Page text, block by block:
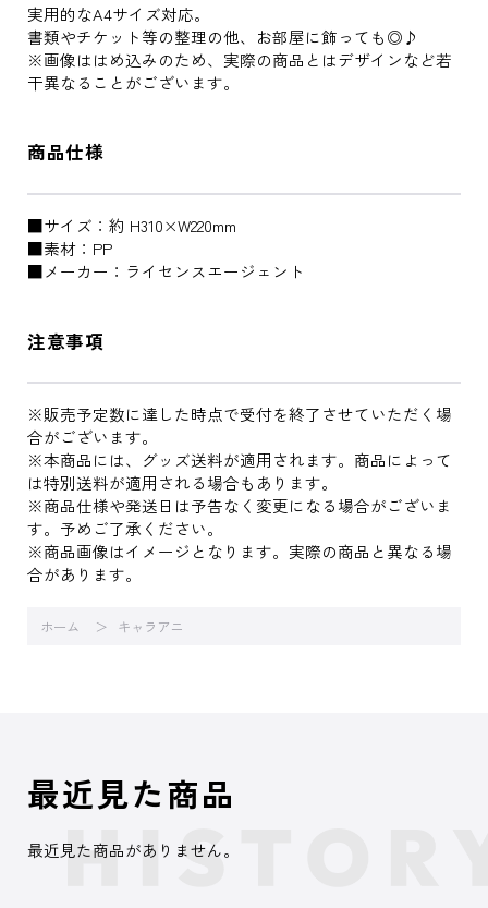
実用的なA4サイズ対応。
書類やチケット等の整理の他、お部屋に飾っても◎♪
※画像ははめ込みのため、実際の商品とはデザインなど若
干異なることがございます。
商品仕様
■サイズ：約 H310×W220mm
■素材：PP
■メーカー：ライセンスエージェント
注意事項
※販売予定数に達した時点で受付を終了させていただく場
合がございます。
※本商品には、グッズ送料が適用されます。商品によって
は特別送料が適用される場合もあります。
※商品仕様や発送日は予告なく変更になる場合がございま
す。予めご了承ください。
※商品画像はイメージとなります。実際の商品と異なる場
合があります。
ホーム キャラアニ
最近見た商品
最近見た商品がありません。